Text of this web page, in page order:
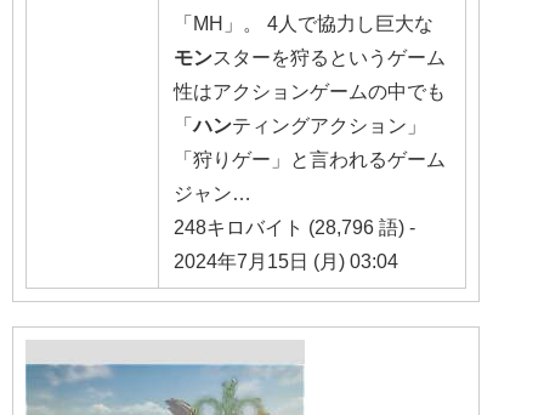
「MH」。 4人で協力し巨大な
モンスターを狩るというゲーム
性はアクションゲームの中でも
「 ハンティングアクション」
「狩りゲー」と言われるゲーム
ジャン…
248キロバイト (28,796 語) -
2024年7月15日 (月) 03:04